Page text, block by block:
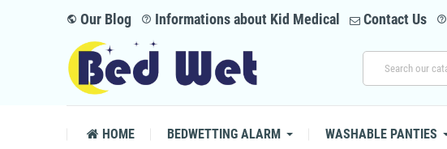
public Our Blog help_outline Informations about Kid Medical Contact Us help_outline
HOME BEDWETTING ALARM WASHABLE PANTIES